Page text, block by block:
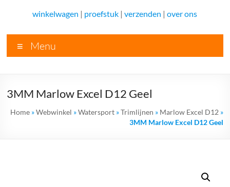
voor
vele
soorten
goed
advies!
winkelwagen | proefstuk |verzenden |over ons
Menu
3MM Marlow Excel D12 Geel
Home»Webwinkel »Watersport»Trimlijnen » Marlow Excel D12 »
3MM Marlow Excel D12 Geel